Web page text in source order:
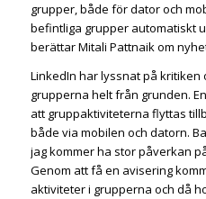
grupper, både för dator och
befintliga grupper automatiskt
berättar Mitali Pattnaik om
LinkedIn har lyssnat på kritiken
grupperna helt från grunden.
att gruppaktiviteterna flyttas
både via mobilen och datorn.
jag kommer ha stor påverkan
Genom att få en avisering
aktiviteter i grupperna och då